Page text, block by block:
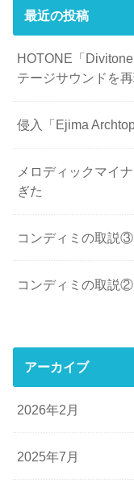
最近の投稿
HOTONE「
テージサウンドを
侵入「Ejima
メロディックマイ
ぎた
コンディミの取説③
コンディミの取説
アーカイブ
2026年2月
2025年7月